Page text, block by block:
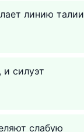
линию талии
силуэт
слабую